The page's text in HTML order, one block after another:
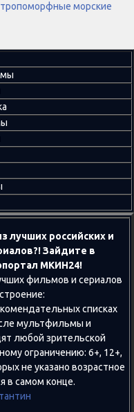
морские
лучших российских и
Зайдите в
МКИН24!
фильмов и сериалов
списках
мультфильмы и
любой зрительской
ограничению: 6+, 12+,
не указано возрастное
в самом конце.